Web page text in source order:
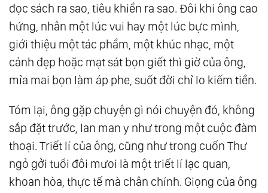
đọc sách ra sao, tiêu khiển ra sao. Đôi khi ông cao
hứng, nhân một lúc vui hay một lúc bực mình,
giới thiệu một tác phẩm, một khúc nhạc, một
cảnh đẹp hoặc mạt sát bọn giết thì giờ của ông,
mỉa mai bọn làm áp phe, suốt đời chỉ lo kiếm tiền.
Tóm lại, ông gặp chuyện gì nói chuyện đó, không
sắp đặt trước, lan man y như trong một cuộc đàm
thoại. Triết lí của ông, cũng như trong cuốn Thư
ngỏ gởi tuổi đôi mưoi là một triết lí lạc quan,
khoan hòa, thực tế mà chân chính. Giọng của ông